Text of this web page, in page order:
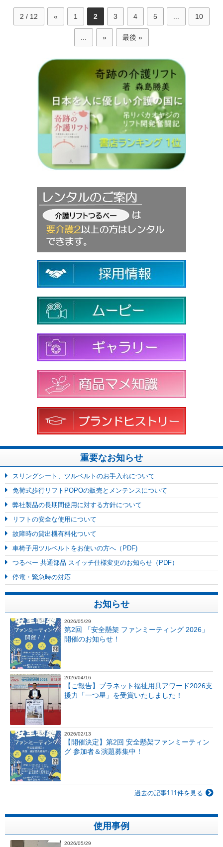
2 / 12 « 1 2 3 4 5 10
» 最後 »
重要なお知らせ
スリングシート、ツルベルトのお手入れについて
免荷式歩行リフトPOPOの販売とメンテンスについて
弊社製品の長期間使用に対する方針について
リフトの安全な使用について
故障時の貸出機有料化ついて
車椅子用ツルベルトをお使いの方へ（PDF)
つるべー 共通部品 スイッチ仕様変更のお知らせ（PDF）
停電・緊急時の対応
お知らせ
2026/05/29
第2回 「安全懸架 ファンミーティング 2026」
開催のお知らせ！
2026/04/16
【ご報告】プラネット福祉用具アワード2026支
援力「一つ星」を受賞いたしました！
2026/02/13
【開催決定】第2回 安全懸架ファンミーティン
グ 参加者＆演題募集中！
過去の記事111件を見る
使用事例
2026/05/29